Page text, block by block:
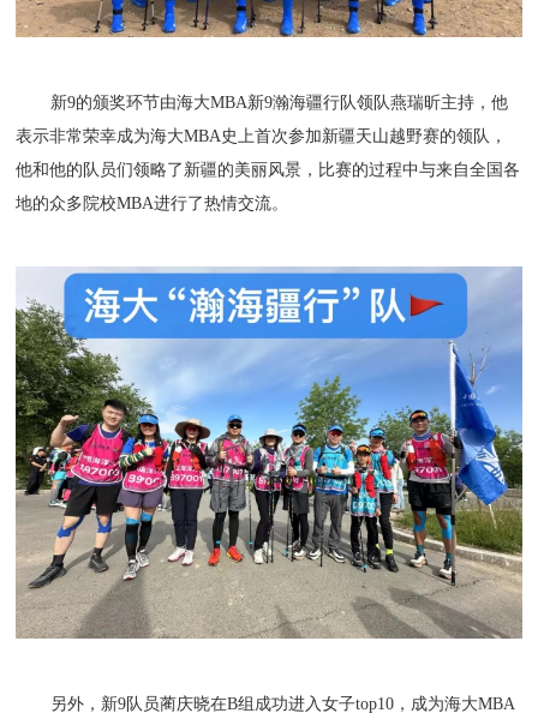
新9的颁奖环节由海大MBA新9瀚海疆行队领队燕瑞昕主持，他
表示非常荣幸成为海大MBA史上首次参加新疆天山越野赛的领队，
他和他的队员们领略了新疆的美丽风景，比赛的过程中与来自全国各
地的众多院校MBA进行了热情交流。
另外，新9队员蔺庆晓在B组成功进入女子top10，成为海大MBA